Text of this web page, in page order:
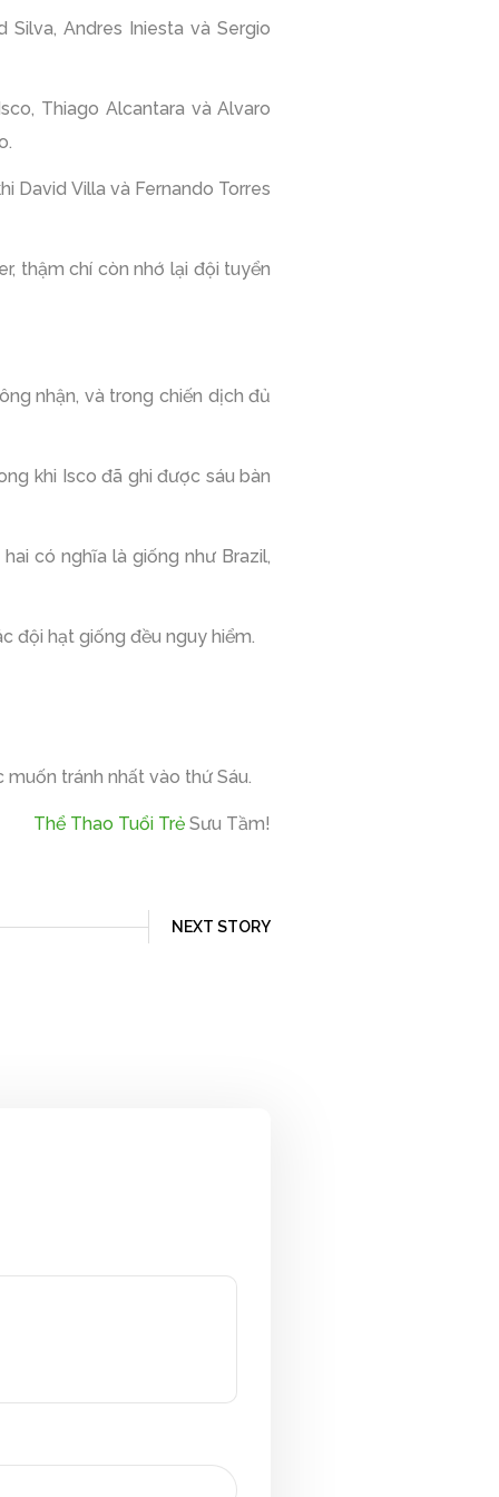
Andres Iniesta và Sergio
Thiago Alcantara và Alvaro
David Villa và Fernando Torres
thậm chí còn nhớ lại đội tuyển
nhận, và trong chiến dịch đủ
khi Isco đã ghi được sáu bàn
có nghĩa là giống như Brazil,
đội hạt giống đều nguy hiểm.
tránh nhất vào thứ Sáu.
Thể Thao Tuổi Trẻ Sưu Tầm!
NEXT STORY